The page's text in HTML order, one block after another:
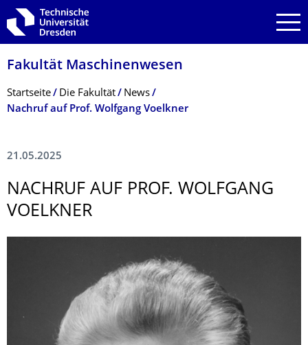
Zur Hauptnavigation springen
Zur Suche springen
Zum Inhalt springen
Fakultät Maschinenwesen
Breadcrumb-Menü
Startseite Die Fakultät
News
Nachruf auf Prof. Wolfgang Voelkner
21.05.2025
NACHRUF AUF PROF. WOLFGANG
VOELKNER